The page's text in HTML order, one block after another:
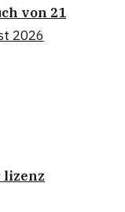
von 21
2026
lizenz